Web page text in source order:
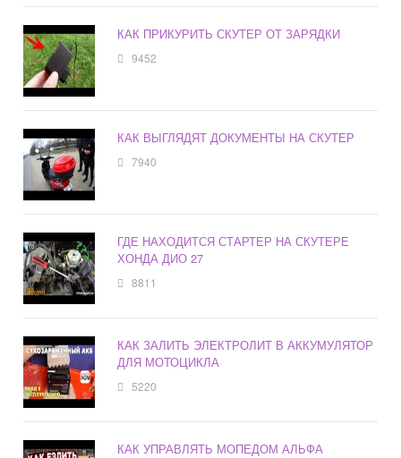
КАК ПРИКУРИТЬ СКУТЕР ОТ ЗАРЯДКИ
9452
КАК ВЫГЛЯДЯТ ДОКУМЕНТЫ НА СКУТЕР
7940
ГДЕ НАХОДИТСЯ СТАРТЕР НА СКУТЕРЕ
ХОНДА ДИО 27
8811
КАК ЗАЛИТЬ ЭЛЕКТРОЛИТ В АККУМУЛЯТОР
ДЛЯ МОТОЦИКЛА
5220
КАК УПРАВЛЯТЬ МОПЕДОМ АЛЬФА